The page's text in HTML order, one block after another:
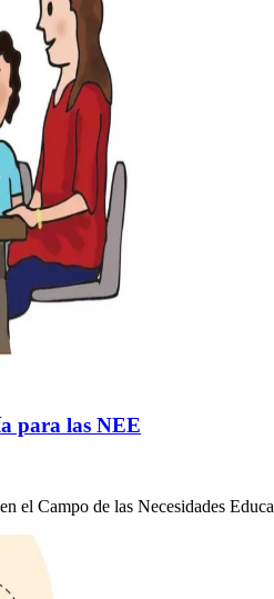
para las NEE
el Campo de las Necesidades